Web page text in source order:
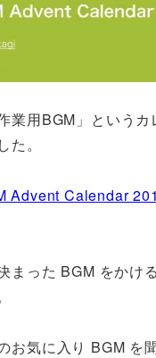
業用BGM」というカ
。
Advent Calendar
まった BGM をかけ
お気に入り BGM を